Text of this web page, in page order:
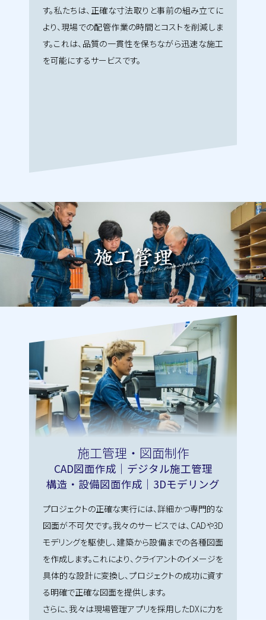
す。私たちは、正確な寸法取りと事前の組み立てに
より、現場での配管作業の時間とコストを削減しま
す。これは、品質の一貫性を保ちながら迅速な施工
を可能にするサービスです。
施工管理・図面制作
CAD図面作成｜デジタル施工管理
構造・設備図面作成｜3Dモデリング
プロジェクトの正確な実行には、詳細かつ専門的な
図面が不可欠です。我々のサービスでは、CADや3D
モデリングを駆使し、建築から設備までの各種図面
を作成します。これにより、クライアントのイメージを
具体的な設計に変換し、プロジェクトの成功に資す
る明確で正確な図面を提供します。
さらに、我々は現場管理アプリを採用したDXに力を